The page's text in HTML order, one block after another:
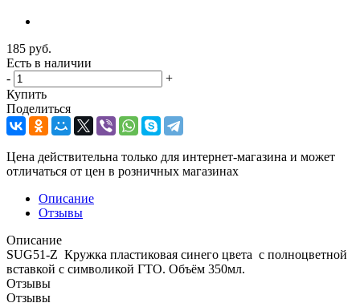
185 руб.
Есть в наличии
-
+
Купить
Поделиться
Цена действительна только для интернет-магазина и может
отличаться от цен в розничных магазинах
Описание
Отзывы
Описание
SUG51-Z Кружка пластиковая синего цвета с полноцветной
вставкой с символикой ГТО. Объём 350мл.
Отзывы
Отзывы